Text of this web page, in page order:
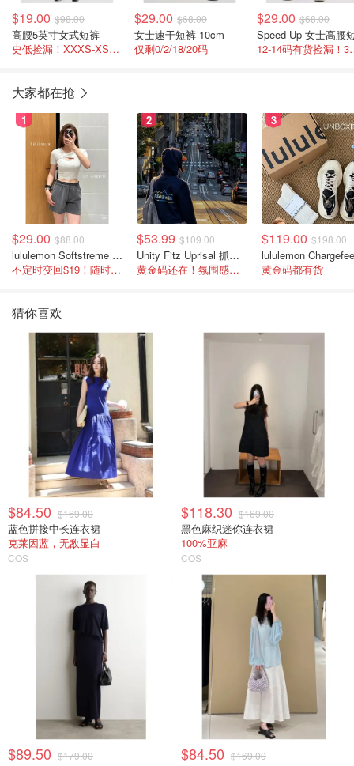
$19.00 $98.00
高腰5英寸女式短裤
史低捡漏！XXXS-XS有货
$29.00 $68.00
女士速干短裤 10cm
仅剩0/2/18/20码
$29.00 $68.00
12-14
大家都在抢
1
$29.00 $88.00
lululemon Softstreme 女士高腰短裤 10cm
不定时变回$19！随时点进来看
2
$53.99 $109.00
Unity Fitz Uprisal 抓绒卫衣
黄金码还在！氛围感之神
3
$119.00 $198.00
黄金码都有货
猜你喜欢
$84.50 $169.00
蓝色拼接中长连衣裙
克莱因蓝，无敌显白
COS
$118.30 $169.00
黑色麻织迷你连衣裙
100%亚麻
COS
$89.50 $179.00 $84.50 $169.00